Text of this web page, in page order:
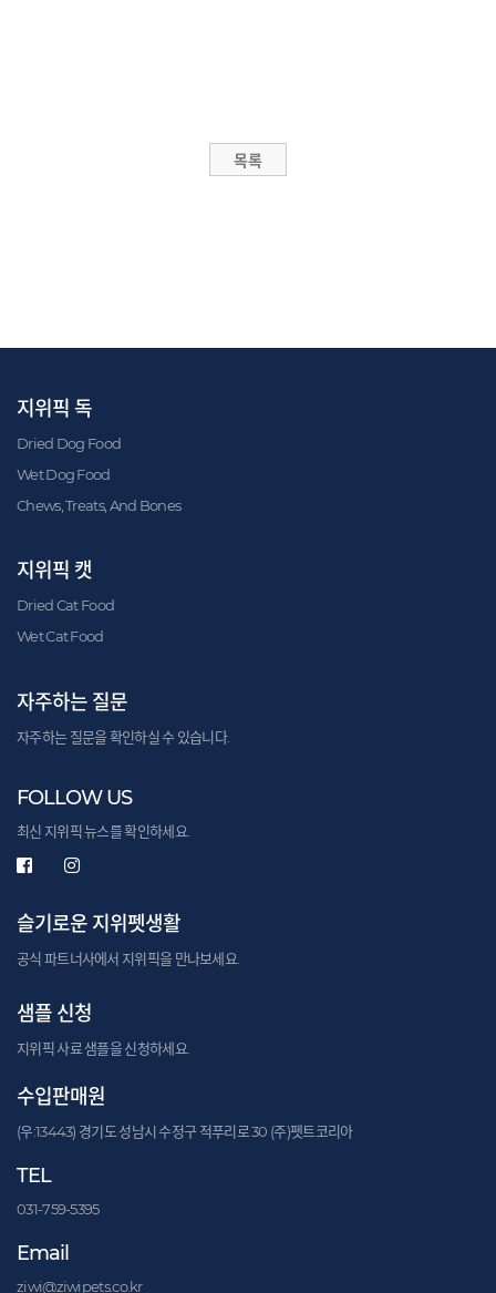
지위픽 독
Dried Dog Food
Wet Dog Food
Chews, Treats, And Bones
지위픽 캣
Dried Cat Food
Wet Cat Food
자주하는 질문
자주하는 질문을 확인하실 수 있습니다.
FOLLOW US
최신 지위픽 뉴스를 확인하세요.
슬기로운 지위펫생활
공식 파트너사에서 지위픽을 만나보세요.
샘플 신청
지위픽 사료 샘플을 신청하세요.
수입판매원
(우:13443) 경기도 성남시 수정구 적푸리로 30 (주)펫트코리아
TEL
031-759-5395
Email
ziwi@ziwipets.co.kr